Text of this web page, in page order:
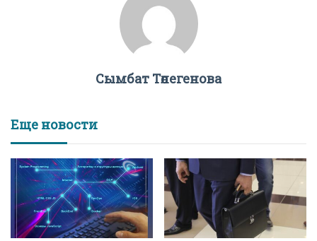
Сымбат Төлегенова
Еще новости